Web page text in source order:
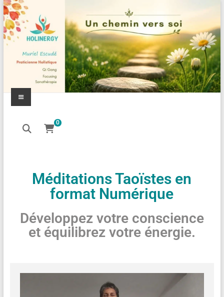
0
Méditations Taoïstes en
format Numérique
Développez votre conscience
et équilibrez votre énergie.